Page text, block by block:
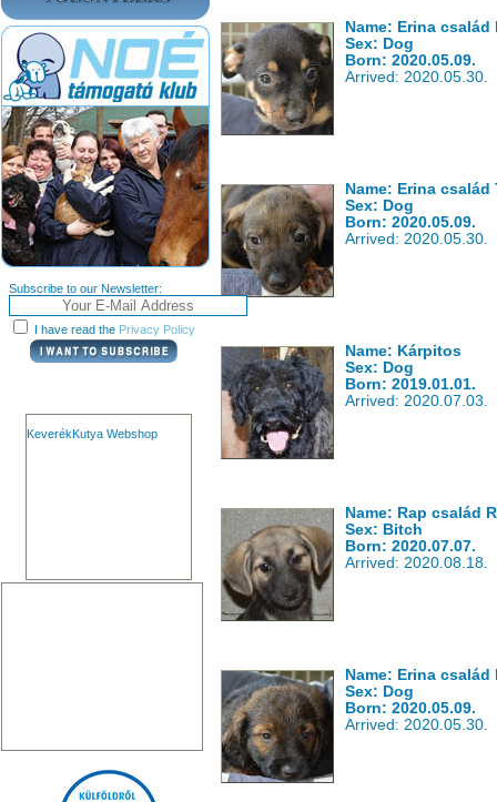
Subscribe to our Newsletter:
I have read the Privacy Policy
KeverékKutya Webshop
Name: Erina család
Sex: Dog
Born: 2020.05.09.
Arrived: 2020.05.30.
Name: Erina család
Sex: Dog
Born: 2020.05.09.
Arrived: 2020.05.30.
Name: Kárpitos
Sex: Dog
Born: 2019.01.01.
Arrived: 2020.07.03.
Name: Rap család
Sex: Bitch
Born: 2020.07.07.
Arrived: 2020.08.18.
Name: Erina család
Sex: Dog
Born: 2020.05.09.
Arrived: 2020.05.30.